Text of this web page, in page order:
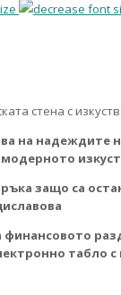
на надеждите
защо са
табло с